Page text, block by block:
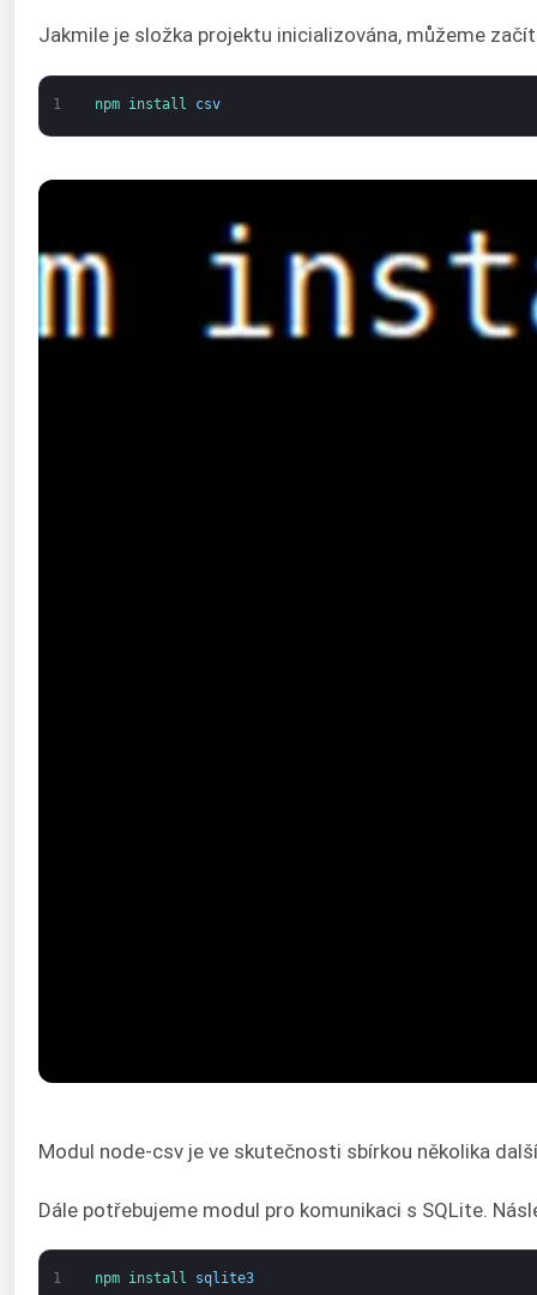
Jakmile je složka projektu inicializována, můžeme
1 npm install csv
Modul node-csv je ve skutečnosti sbírkou několika
Dále potřebujeme modul pro komunikaci s SQLite.
1 npm install sqlite3